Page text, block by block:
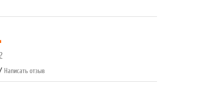
Написать отзыв